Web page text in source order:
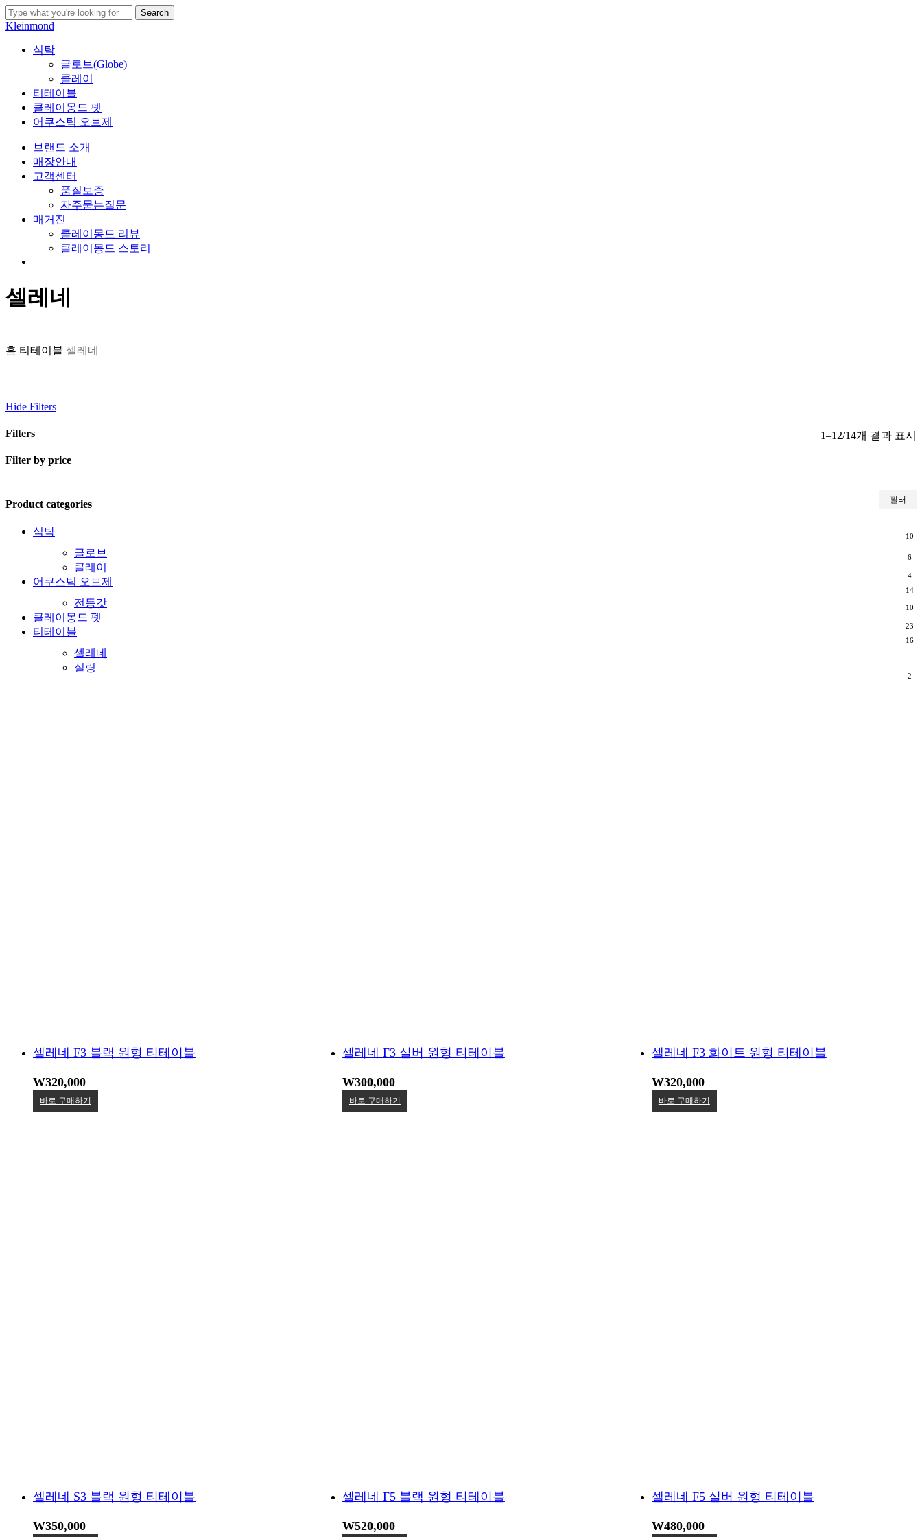
Skip
to
content
Search
Close
Kleinmond
search
Menu
식탁
글로브(Globe)
클레이
티테이블
클레이몽드 펫
어쿠스틱 오브제
브랜드 소개
매장안내
고객센터
품질보증
자주묻는질문
매거진
클레이몽드 리뷰
클레이몽드 스토리
셀레네
홈 티테이블 셀레네
Hide Filters
1–12/14개 결과 표시
Filters
Close
Filter by price
소
대
필터
Product categories
식탁 10
글로브 6
클레이
4
어쿠스틱 오브제
14
전등갓 10
클레이몽드 펫
23
티테이블
16
셀레네
실링
2
셀레네 F3 블랙 원형 티테이블
₩320,000
바로 구매하기
셀레네 F3 실버 원형 티테이블
₩300,000
바로 구매하기
셀레네 F3 화이트 원형 티테이블
₩320,000
바로 구매하기
셀레네 S3 블랙 원형 티테이블
₩350,000
셀레네 F5 블랙 원형 티테이블
₩520,000
셀레네 F5 실버 원형 티테이블
₩480,000